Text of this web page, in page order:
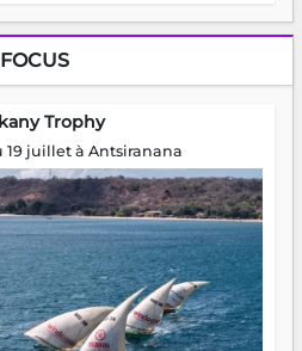
FOCUS
Trophy
19 juillet à Antsiranana